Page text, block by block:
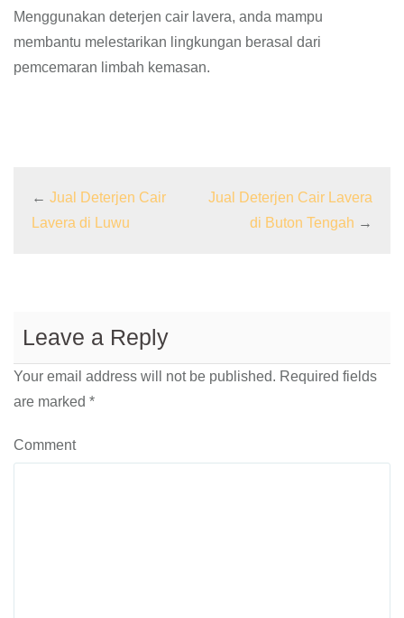
Menggunakan deterjen cair lavera, anda mampu
membantu melestarikan lingkungan berasal dari
pemcemaran limbah kemasan.
← Jual Deterjen Cair
Lavera di Luwu
Jual Deterjen Cair Lavera
di Buton Tengah →
Leave a Reply
Your email address will not be published. Required fields
are marked *
Comment